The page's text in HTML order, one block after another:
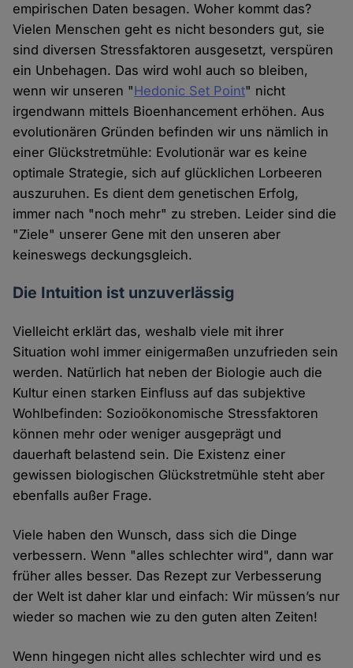
empirischen Daten besagen. Woher kommt das?
Vielen Menschen geht es nicht besonders gut, sie
sind diversen Stressfaktoren ausgesetzt, verspüren
ein Unbehagen. Das wird wohl auch so bleiben,
wenn wir unseren "Hedonic Set Point" nicht
irgendwann mittels Bioenhancement erhöhen. Aus
evolutionären Gründen befinden wir uns nämlich in
einer Glückstretmühle: Evolutionär war es keine
optimale Strategie, sich auf glücklichen Lorbeeren
auszuruhen. Es dient dem genetischen Erfolg,
immer nach "noch mehr" zu streben. Leider sind die
"Ziele" unserer Gene mit den unseren aber
keineswegs deckungsgleich.
Die Intuition ist unzuverlässig
Vielleicht erklärt das, weshalb viele mit ihrer
Situation wohl immer einigermaßen unzufrieden sein
werden. Natürlich hat neben der Biologie auch die
Kultur einen starken Einfluss auf das subjektive
Wohlbefinden: Sozioökonomische Stressfaktoren
können mehr oder weniger ausgeprägt und
dauerhaft belastend sein. Die Existenz einer
gewissen biologischen Glückstretmühle steht aber
ebenfalls außer Frage.
Viele haben den Wunsch, dass sich die Dinge
verbessern. Wenn "alles schlechter wird", dann war
früher alles besser. Das Rezept zur Verbesserung
der Welt ist daher klar und einfach: Wir müssen’s nur
wieder so machen wie zu den guten alten Zeiten!
Wenn hingegen nicht alles schlechter wird und es